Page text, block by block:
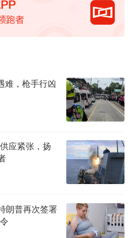
难，枪手行凶
应紧张，扬
朗普再次签署